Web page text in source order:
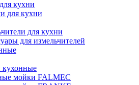
кухни
для кухни
для кухни
для измельчителей
мойки FALMEC